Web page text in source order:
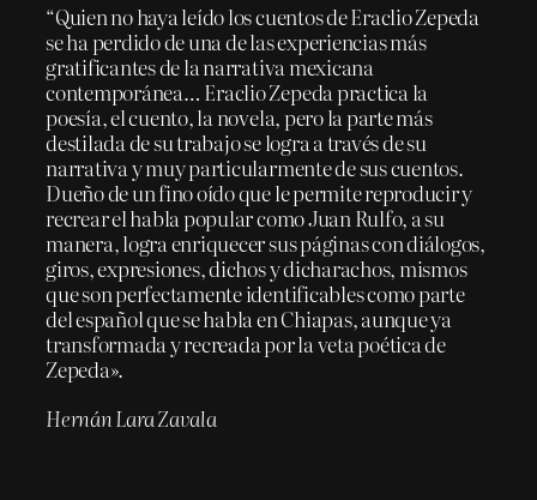
“Quien no haya leído los cuentos de Eraclio Zepeda
se ha perdido de una de las experiencias más
gratificantes de la narrativa mexicana
contemporánea… Eraclio Zepeda practica la
poesía, el cuento, la novela, pero la parte más
destilada de su trabajo se logra a través de su
narrativa y muy particularmente de sus cuentos.
Dueño de un fino oído que le permite reproducir y
recrear el habla popular como Juan Rulfo, a su
manera, logra enriquecer sus páginas con diálogos,
giros, expresiones, dichos y dicharachos, mismos
que son perfectamente identificables como parte
del español que se habla en Chiapas, aunque ya
transformada y recreada por la veta poética de
Zepeda».
Hernán Lara Zavala